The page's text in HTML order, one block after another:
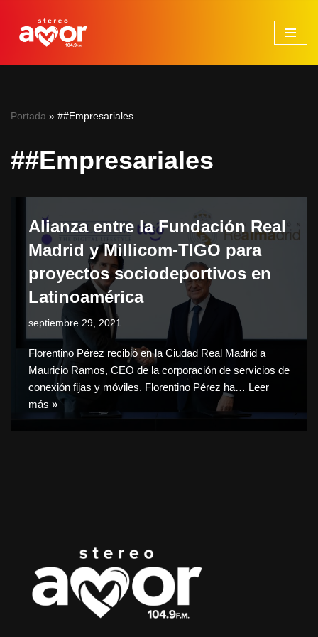
Saltar
Portada » ##Empresariales
##Empresariales
Alianza entre la Fundación Real
Madrid y Millicom-TIGO para
proyectos sociodeportivos en
Latinoamérica
septiembre 29, 2021
Florentino Pérez recibió en la Ciudad Real Madrid a
Mauricio Ramos, CEO de la corporación de servicios de
conexión fijas y móviles. Florentino Pérez ha… Leer
más »